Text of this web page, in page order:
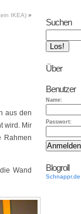
IKEA) »
aus den
wird. Mir
Rahmen
Wand
Suchen
Über
Benutzer
Name:
Passwort:
Blogroll